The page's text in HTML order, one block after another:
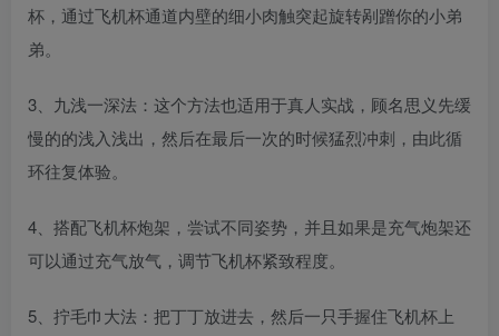
杯，通过飞机杯通道内壁的细小肉触突起旋转剐蹭你的小弟
弟。
3、九浅一深法：这个方法也适用于真人实战，顾名思义先缓
慢的的浅入浅出，然后在最后一次的时候猛烈冲刺，由此循
环往复体验。
4、搭配飞机杯炮架，尝试不同姿势，并且如果是充气炮架还
可以通过充气放气，调节飞机杯紧致程度。
5、拧毛巾大法：把丁丁放进去，然后一只手握住飞机杯上